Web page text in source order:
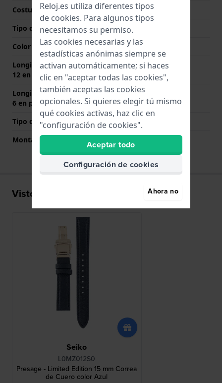
Costura de color
Azul
Tipo de cierre
Hebilla desplegable
Color del cierre
Oro
Longitud de la correa a las
12 en punto (mm)
60 mm
Longitud de la correa a las
6 en punto (mm)
125 mm
Tipo de montaje
Pasadores de resorte
Montaje Recto
Visto recientemente
Seiko
L0MZ012S0
Presage - Limited Edition 15 mm Correa
de Cuero color Azul
Reloj.es utiliza diferentes tipos
de cookies. Para algunos tipos
necesitamos su permiso.
Las cookies necesarias y las
estadísticas anónimas siempre se
activan automáticamente; si haces
clic en "aceptar todas las cookies",
también aceptas las cookies
opcionales. Si quieres elegir tú mismo
qué cookies activas, haz clic en
"configuración de cookies".
Aceptar todo
Configuración de cookies
Ahora no